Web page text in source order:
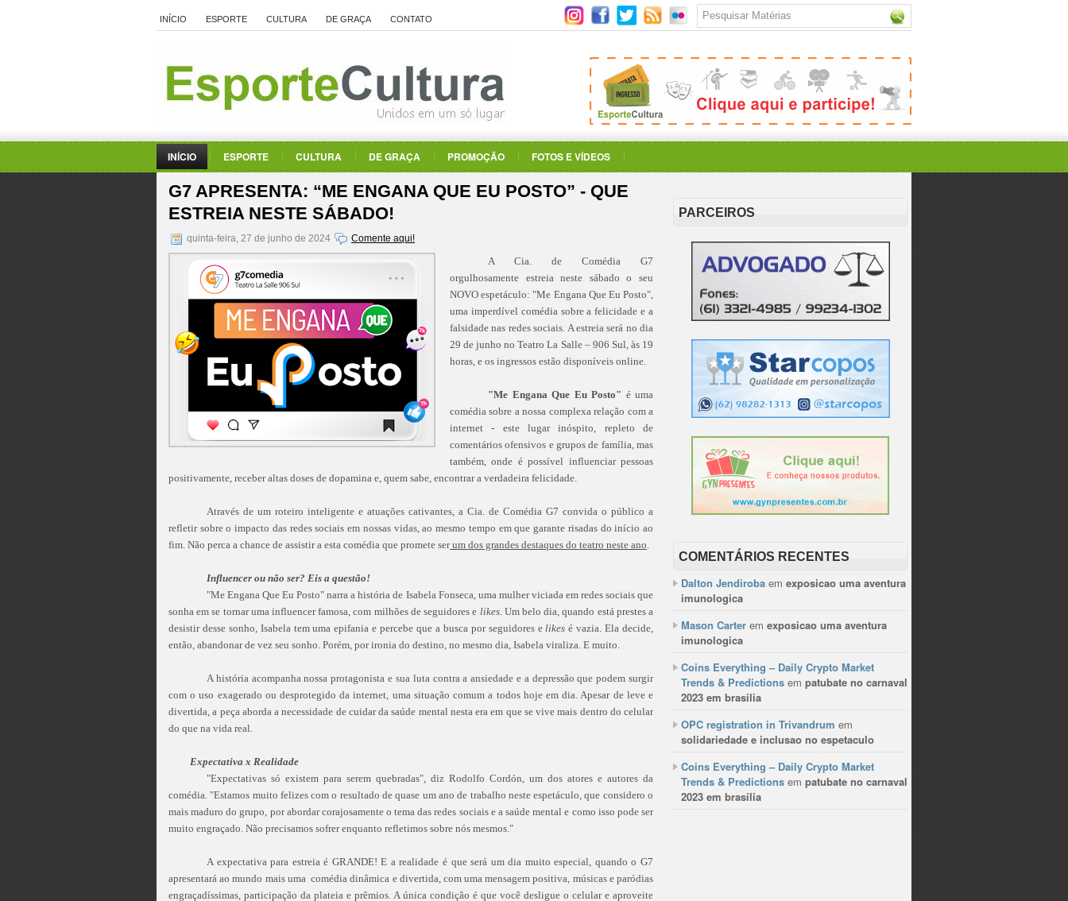
INÍCIO ESPORTE CULTURA DE GRAÇA CONTATO
INÍCIO ESPORTE CULTURA DE GRAÇA PROMOÇÃO FOTOS E VÍDEOS
G7 APRESENTA: “ME ENGANA QUE EU POSTO” - QUE
ESTREIA NESTE SÁBADO!
quinta-feira, 27 de junho de 2024 Comente aqui!
A Cia. de Comédia G7
orgulhosamente estreia neste sábado o seu
NOVO espetáculo: "Me Engana Que Eu Posto",
uma imperdível comédia sobre a felicidade e a
falsidade nas redes sociais. A estreia será no dia
29 de junho no Teatro La Salle – 906 Sul, às 19
horas, e os ingressos estão disponíveis online.
"Me Engana Que Eu Posto" é uma
comédia sobre a nossa complexa relação com a
internet - este lugar inóspito, repleto de
comentários ofensivos e grupos de família, mas
também, onde é possível influenciar pessoas
positivamente, receber altas doses de dopamina e, quem sabe, encontrar a verdadeira felicidade.
Através de um roteiro inteligente e atuações cativantes, a Cia. de Comédia G7 convida o público a
refletir sobre o impacto das redes sociais em nossas vidas, ao mesmo tempo em que garante risadas do início ao
fim. Não perca a chance de assistir a esta comédia que promete serum dos grandes destaques do teatro neste ano.
Influencer ou não ser? Eis a questão!
"Me Engana Que Eu Posto" narra a história de Isabela Fonseca, uma mulher viciada em redes sociais que
sonha em se tornar uma influencer famosa, com milhões de seguidores e likes. Um belo dia, quando está prestes a
desistir desse sonho, Isabela tem uma epifania e percebe que a busca por seguidores elikes é vazia. Ela decide,
então, abandonar de vez seu sonho. Porém, por ironia do destino, no mesmo dia, Isabela viraliza. E muito.
A história acompanha nossa protagonista e sua luta contra a ansiedade e a depressão que podem surgir
com o uso exagerado ou desprotegido da internet, uma situação comum a todos hoje em dia. Apesar de leve e
divertida, a peça aborda a necessidade de cuidar da saúde mental nesta era em que se vive mais dentro do celular
do que na vida real.
Expectativa x Realidade
"Expectativas só existem para serem quebradas", diz Rodolfo Cordón, um dos atores e autores da
comédia. "Estamos muito felizes com o resultado de quase um ano de trabalho neste espetáculo, que considero o
mais maduro do grupo, por abordar corajosamente o tema das redes sociais e a saúde mental e como isso pode ser
muito engraçado. Não precisamos sofrer enquanto refletimos sobre nós mesmos."
A expectativa para estreia é GRANDE! E a realidade é que será um dia muito especial, quando o G7
apresentará ao mundo mais uma comédia dinâmica e divertida, com uma mensagem positiva, músicas e paródias
engraçadíssimas, participação da plateia e prêmios. A única condição é que você desligue o celular e aproveite
PARCEIROS
COMENTÁRIOS RECENTES
Dalton Jendiroba em exposicao uma aventura
imunologica
Mason Carter em exposicao uma aventura
imunologica
Coins Everything – Daily Crypto Market
Trends & Predictions em patubate no carnaval
2023 em brasilia
OPC registration in Trivandrum em
solidariedade e inclusao no espetaculo
Coins Everything – Daily Crypto Market
Trends & Predictions em patubate no carnaval
2023 em brasilia